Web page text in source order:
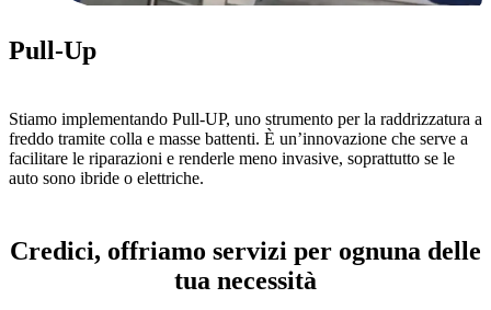
Pull-Up
Stiamo implementando Pull-UP, uno strumento per la raddrizzatura a
freddo tramite colla e masse battenti. È un’innovazione che serve a
facilitare le riparazioni e renderle meno invasive, soprattutto se le
auto sono ibride o elettriche.
Credici, offriamo servizi per ognuna delle
tua necessità